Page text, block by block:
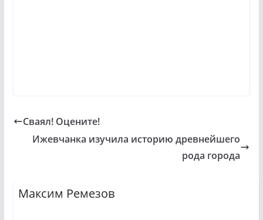
Сваял! Оцените!
Ижевчанка изучила историю древнейшего
рода города
Максим Ремезов